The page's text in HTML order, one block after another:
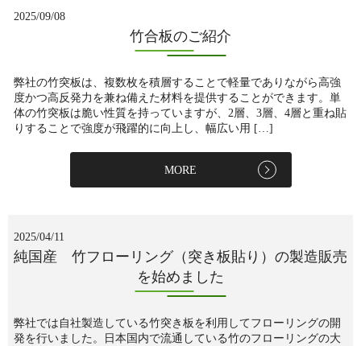
2025/09/08
竹合板のご紹介
弊社の竹突板は、複数枚を積層することで軽量でありながら高強
度かつ高反発力を兼ね備えた材料を提供することができます。単
体の竹突板は脆い性質を持っていますが、2層、3層、4層と重ね貼
りすることで強度が飛躍的に向上し、幅広い用 […]
MORE
2025/04/11
純国産 竹フローリング（突き板貼り）の製造販売
を始めました
弊社では自社製造している竹突き板を利用してフローリングの開
発を行いました。日本国内で流通している竹のフローリングの大